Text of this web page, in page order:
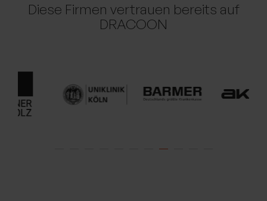
Diese Firmen vertrauen bereits auf
DRACOON